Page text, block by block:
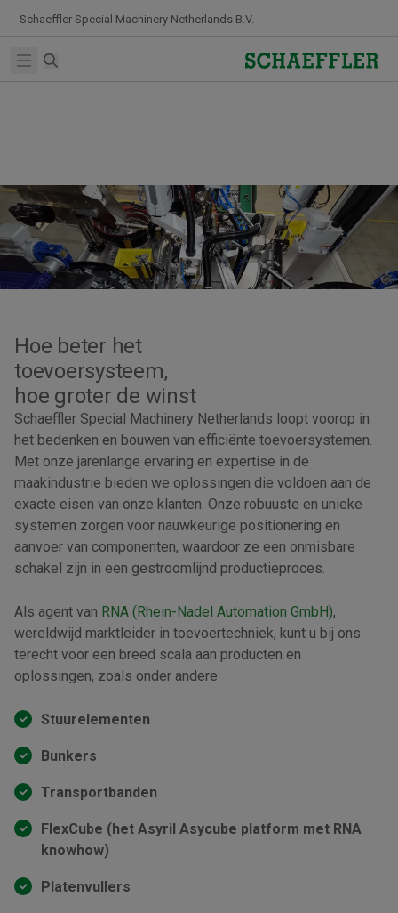
Schaeffler Special Machinery Netherlands B.V.
Open main menu
Zoekterm
Hoe beter het
toevoersysteem,
hoe groter de winst
Schaeffler Special Machinery Netherlands loopt voorop in
het bedenken en bouwen van efficiënte toevoersystemen.
Met onze jarenlange ervaring en expertise in de
maakindustrie bieden we oplossingen die voldoen aan de
exacte eisen van onze klanten. Onze robuuste en unieke
systemen zorgen voor nauwkeurige positionering en
aanvoer van componenten, waardoor ze een onmisbare
schakel zijn in een gestroomlijnd productieproces.
Als agent van RNA (Rhein-Nadel Automation GmbH),
wereldwijd marktleider in toevoertechniek, kunt u bij ons
terecht voor een breed scala aan producten en
oplossingen, zoals onder andere:
Stuurelementen
Bunkers
Transportbanden
FlexCube (het Asyril Asycube platform met RNA
knowhow)
Platenvullers